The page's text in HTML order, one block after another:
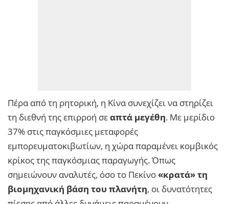
Πέρα από τη ρητορική, η Κίνα συνεχίζει να στηρίζει
τη διεθνή της επιρροή σεαπτά μεγέθη. Με μερίδιο
37% στις παγκόσμιες μεταφορές
εμπορευματοκιβωτίων, η χώρα παραμένει κομβικός
κρίκος της παγκόσμιας παραγωγής. Όπως
σημειώνουν αναλυτές, όσο το Πεκίνο «κρατά» τη
βιομηχανική βάση του πλανήτη, οι δυνατότητες